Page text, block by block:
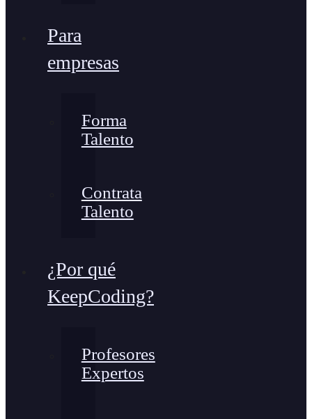
Para
empresas
Forma
Talento
Contrata
Talento
¿Por qué
KeepCoding?
Profesores
Expertos